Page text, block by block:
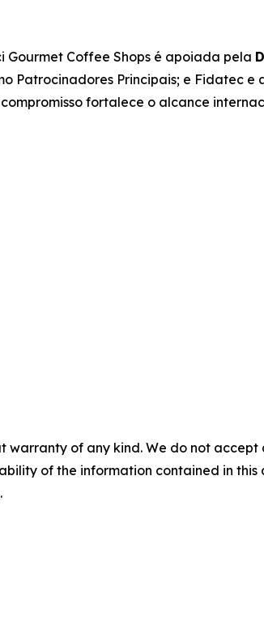
Gourmet Coffee Shops é apoiada pela
Patrocinadores Principais; e Fidatec e
fortalece o alcance
warranty of any kind. We do not
of the information contained in